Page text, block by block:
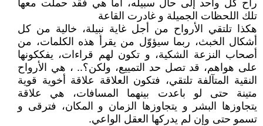
راح كل واحد إلى حال سبيله، أما هي فقد حملت معها
تلك اللحظات الجميلة و غادرت القاعة
هكذا تلتقي الأرواح من أجل غاية نبيلة، خالية من كل
أشكال الخبث، ربما سيؤوّل من يقرأ هذه الكلمات، من
أصحاب النزعة الشكية، و تكون لهم قراءات، يفككونها
على هواهم، قد تصل حد التمييع، ولكن؟.. ، هي الأرواح
النقية المتآلفة تلتقي، فتكون العلاقة علاقة أخوية قوية
متينة حتى لو باعدت بينهما المسافات، هي علاقة
يتجاوزها البشر و يتجاوزها الزمان و المكان، فترقى و
تسمو حتى وإن لم يدركها العقل الواعي.